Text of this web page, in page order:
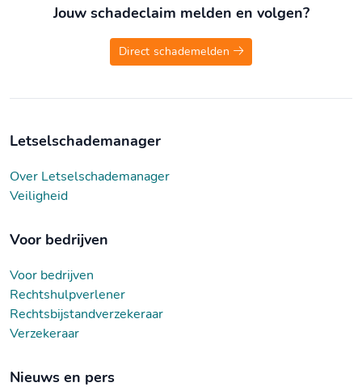
Jouw schadeclaim melden en volgen?
Direct schademelden
Letselschademanager
Over Letselschademanager
Veiligheid
Voor bedrijven
Voor bedrijven
Rechtshulpverlener
Rechtsbijstandverzekeraar
Verzekeraar
Nieuws en pers